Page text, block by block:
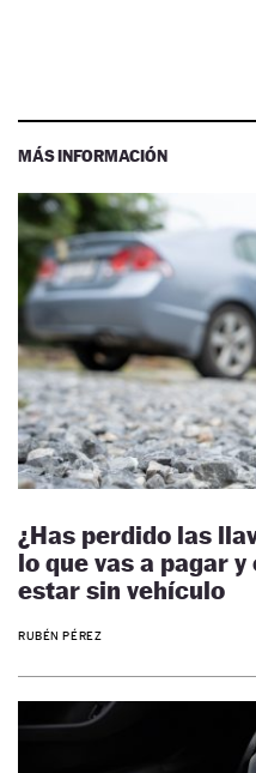
MÁS INFORMACIÓN
¿Has perdido las
lo que vas a pagar
estar sin vehículo
RUBÉN PÉREZ